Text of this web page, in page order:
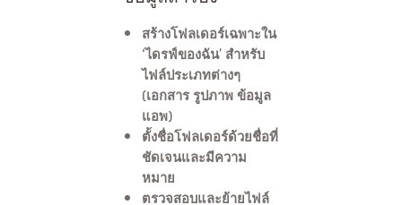
สร้างโฟลเดอร์เฉพาะใน
‘ไดรฟ์ของฉัน’ สำหรับ
ไฟล์ประเภทต่างๆ
(เอกสาร รูปภาพ ข้อมูล
แอพ)
ตั้งชื่อโฟลเดอร์ด้วยชื่อที่
ชัดเจนและมีความ
หมาย
ตรวจสอบและย้ายไฟล์